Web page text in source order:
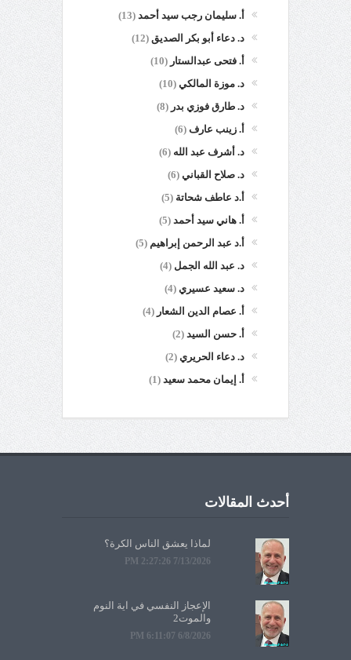
أ. سليمان رجب سيد أحمد (13)
د. دعاء أبو بكر الصديق (12)
أ. فتحى عبدالستار (10)
د. موزة المالكي (10)
د. طارق فوزي بدر (8)
أ. زينب عارف (6)
د. أشرف عبد الله (6)
د. صلاح القباني (6)
أ.د عاطف شحاتة (5)
أ. هاني سيد أحمد (5)
أ.د عبد الرحمن إبراهيم (5)
د. عبد الله الجمل (4)
د. سعيد عسيري (4)
أ. عصام الدين الشعار (4)
أ. حسن السيد (2)
د. دعاء الحريري (2)
أ. إيمان محمد سعيد (1)
أحدث المقالات
لماذا يعشق الناس الكرة؟
7/13/2026 2:27:26 PM
الإعجاز النفسي في آية النوم
والموت2
6/8/2026 6:11:07 PM